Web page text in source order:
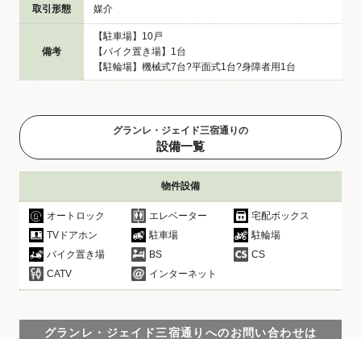
取引形態 媒介
備考
【駐車場】10戸
【バイク置き場】1台
【駐輪場】機械式7台?平面式1台?身障者用1台
グランレ・ジェイド三宿通りの
設備一覧
物件設備
オートロック エレベーター
宅配ボックス
TVドアホン
駐車場
駐輪場
バイク置き場
BS
CS
CATV
インターネット
グランレ・ジェイド三宿通りへのお問い合わせは